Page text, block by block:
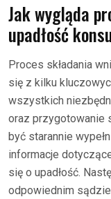
Jak wygląda
upadłość
Proces składania
się z kilku
wszystkich
oraz przygotowanie
być starannie
informacje
się o upadłość.
odpowiednim